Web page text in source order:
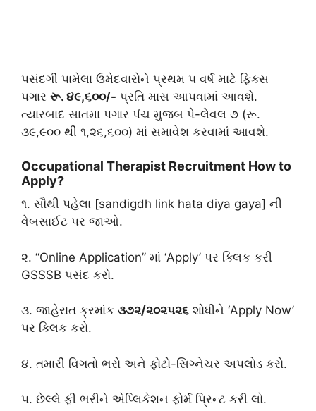
​પસંદગી પામેલા ઉમેદવારોને પ્રથમ ૫ વર્ષ માટે ફિક્સ
પગાર રૂ. ૪૯,૬૦૦/- પ્રતિ માસ આપવામાં આવશે.
ત્યારબાદ સાતમા પગાર પંચ મુજબ પે-લેવલ ૭ (રૂ.
૩૯,૯૦૦ થી ૧,૨૬,૬૦૦) માં સમાવેશ કરવામાં આવશે.
​Occupational Therapist Recruitment How to
Apply?
​૧. સૌથી પહેલા [sandigdh link hata diya gaya] ની
વેબસાઈટ પર જાઓ.
૨. “Online Application” માં ‘Apply’ પર ક્લિક કરી
GSSSB પસંદ કરો.
૩. જાહેરાત ક્રમાંક ૩૭૨/૨૦૨૫૨૬ શોધીને ‘Apply Now’
પર ક્લિક કરો.
૪. તમારી વિગતો ભરો અને ફોટો-સિગ્નેચર અપલોડ કરો.
૫. છેલ્લે ફી ભરીને એપ્લિકેશન ફોર્મ પ્રિન્ટ કરી લો.